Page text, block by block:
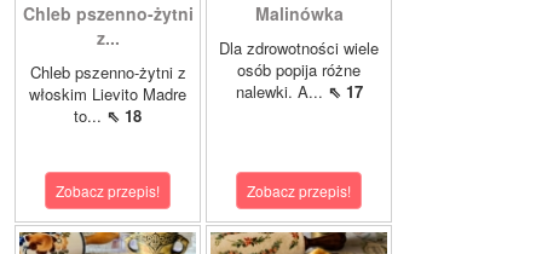
Chleb pszenno-żytni
z...
Chleb pszenno-żytni z
włoskim Lievito Madre
to... ⇖ 18
Zobacz przepis!
Malinówka
Dla zdrowotności wiele
osób popija różne
nalewki. A... ⇖ 17
Zobacz przepis!